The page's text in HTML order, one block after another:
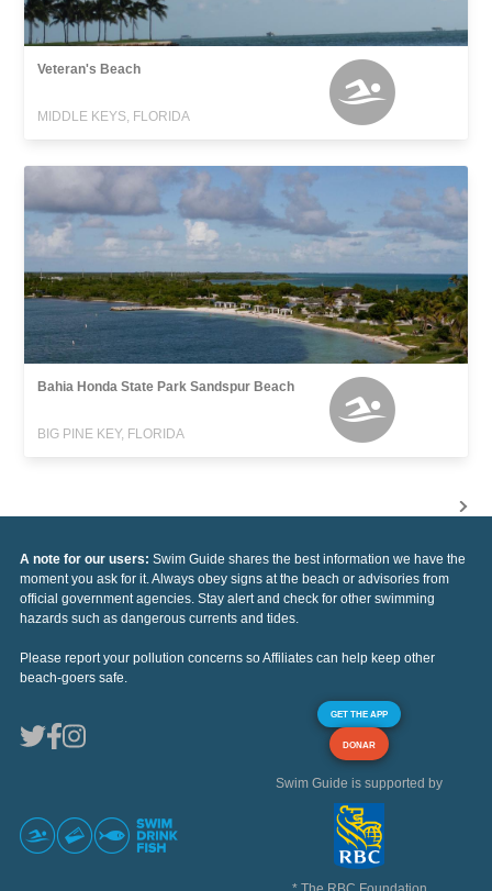
Veteran's Beach
MIDDLE KEYS, FLORIDA
Bahia Honda State Park Sandspur Beach
BIG PINE KEY, FLORIDA
A note for our users: Swim Guide shares the best information we have the
moment you ask for it. Always obey signs at the beach or advisories from
official government agencies. Stay alert and check for other swimming
hazards such as dangerous currents and tides.
Please report your pollution concerns so Affiliates can help keep other
beach-goers safe.
GET THE APP
DONAR
Swim Guide is supported by